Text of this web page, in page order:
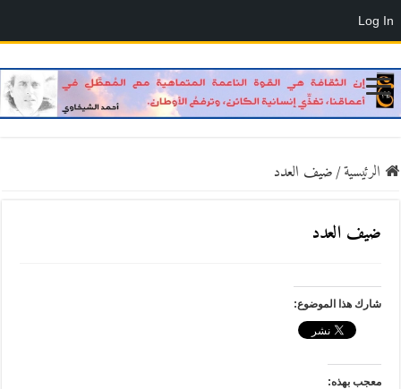
الرئيسية/ضيف العدد
ضيف العدد
شارك هذا الموضوع:
معجب بهذه:
Log In